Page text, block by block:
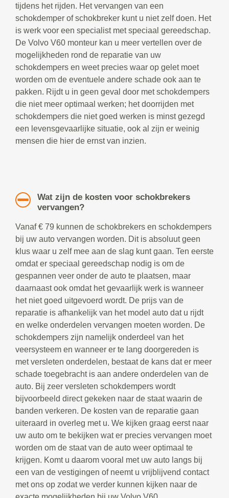
tijdens het rijden. Het vervangen van een
schokdemper of schokbreker kunt u niet zelf doen. Het
is werk voor een specialist met speciaal gereedschap.
De Volvo V60 monteur kan u meer vertellen over de
mogelijkheden rond de reparatie van uw
schokdempers en weet precies waar op gelet moet
worden om de eventuele andere schade ook aan te
pakken. Rijdt u in geen geval door met schokdempers
die niet meer optimaal werken; het doorrijden met
schokdempers die niet goed werken is minst gezegd
een levensgevaarlijke situatie, ook al zijn er weinig
mensen die hier de ernst van inzien.
Wat zijn de kosten voor schokbrekers
vervangen?
Vanaf € 79 kunnen de schokbrekers en schokdempers
bij uw auto vervangen worden. Dit is absoluut geen
klus waar u zelf mee aan de slag kunt gaan. Ten eerste
omdat er speciaal gereedschap nodig is om de
gespannen veer onder de auto te plaatsen, maar
daarnaast ook omdat het gevaarlijk werk is wanneer
het niet goed uitgevoerd wordt. De prijs van de
reparatie is afhankelijk van het model auto dat u rijdt
en welke onderdelen vervangen moeten worden. De
schokdempers zijn namelijk onderdeel van het
veersysteem en wanneer er te lang doorgereden is
met versleten onderdelen, bestaat de kans dat er meer
schade toegebracht is aan andere onderdelen van de
auto. Bij zeer versleten schokdempers wordt
bijvoorbeeld direct gekeken naar de staat waarin de
banden verkeren. De kosten van de reparatie gaan
uiteraard in overleg met u. We kijken graag eerst naar
uw auto om te bekijken wat er precies vervangen moet
worden om de staat van de auto weer optimaal te
krijgen. Komt u daarom vooral met uw auto langs bij
een van de vestigingen of neemt u vrijblijvend contact
met ons op zodat we verder kunnen kijken naar de